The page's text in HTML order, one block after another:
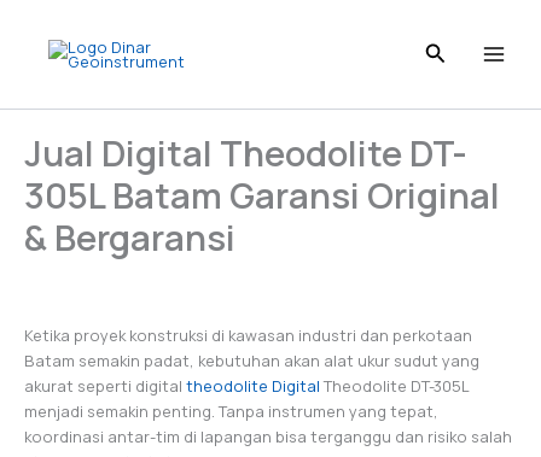
content
s
a
m
n
I
n
k
n
e
s
t
c
o
k
Jual Digital Theodolite DT-
305L Batam Garansi Original
& Bergaransi
Ketika proyek konstruksi di kawasan industri dan perkotaan
Batam semakin padat, kebutuhan akan alat ukur sudut yang
akurat seperti digital theodolite Digital Theodolite DT-305L
menjadi semakin penting. Tanpa instrumen yang tepat,
koordinasi antar-tim di lapangan bisa terganggu dan risiko salah